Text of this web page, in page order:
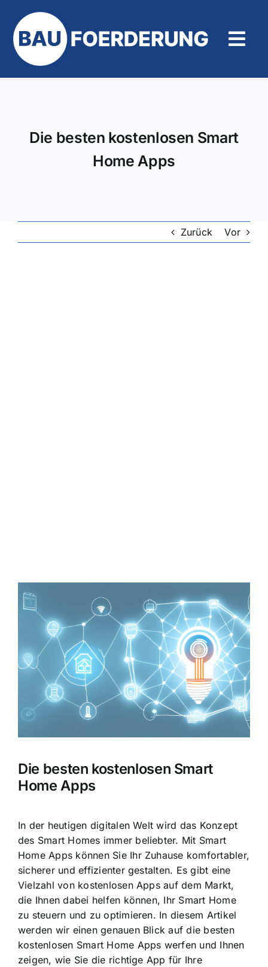
Inhalt
springen
Die besten kostenlosen Smart
Home Apps
Zurück Vor
grösseres
Die besten kostenlosen Smart
Home Apps
In der heutigen digitalen Welt wird das Konzept
des Smart Homes immer beliebter. Mit Smart
Home Apps können Sie Ihr Zuhause komfortabler,
sicherer und effizienter gestalten. Es gibt eine
Vielzahl von kostenlosen Apps auf dem Markt,
die Ihnen dabei helfen können, Ihr Smart Home
zu steuern und zu optimieren. In diesem Artikel
werden wir einen genauen Blick auf die besten
kostenlosen Smart Home Apps werfen und Ihnen
zeigen, wie Sie die richtige App für Ihre